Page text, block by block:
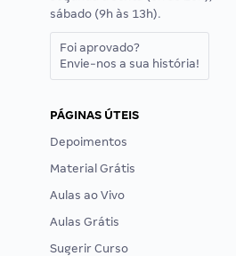
sábado (9h às 13h).
Foi aprovado?
Envie-nos a sua história!
PÁGINAS ÚTEIS
Depoimentos
Material Grátis
Aulas ao Vivo
Aulas Grátis
Sugerir Curso